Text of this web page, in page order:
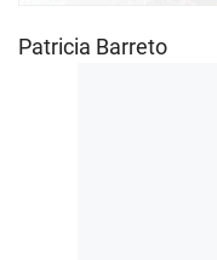
Patricia Barreto